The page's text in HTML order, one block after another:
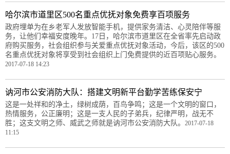
哈尔滨市道里区500名重点优抚对象免费享百项服务
政府埋单为在乡老军人发放智能手机，提供家务清洁、心灵陪伴等服
务，让他们幸福安度晚年。17日，哈尔滨市道里区在全省率先启动政
府购买服务，社会组织参与关爱重点优抚对象活动，今后，该区的500
名重点优抚对象将享受到社会组织上门免费提供的近百项贴心服务。
2017-07-18 14:23
讷河市公安消防大队：搭建文明新平台勤学苦练保安宁
这是一处祥和的净土，绿树成荫，百鸟争鸣；这是一个文明的窗口，
热情服务，公正廉明；这是一支人民的子弟兵，纪律严明，战无不
胜；这支文明之师、威武之师就是讷河市公安消防大队。 2017-07-18
11:15